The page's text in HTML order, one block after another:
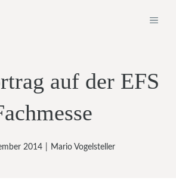
auf der EFS
2014 Mario Vogelsteller